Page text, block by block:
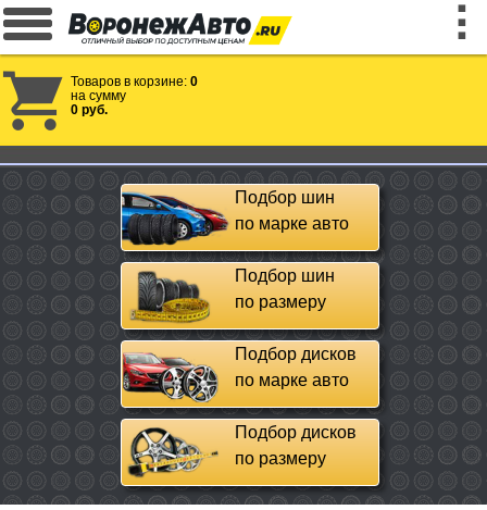
Товаров в корзине: 0
на сумму
0 руб.
Подбор шин
по марке авто
Подбор шин
по размеру
Подбор дисков
по марке авто
Подбор дисков
по размеру